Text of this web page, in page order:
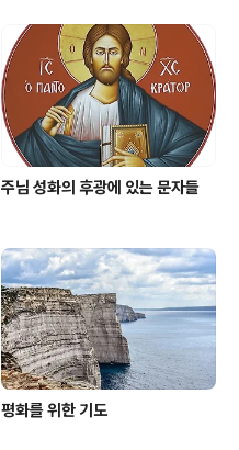
주님 성화의 후광에 있는 문자들
평화를 위한 기도